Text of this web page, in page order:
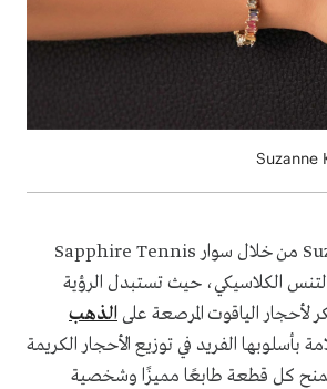
تقدم Suzanne Kalan من خلال سوار Sapphire Tennis
الكلاسيكي، حيث تستبدل الرؤية
لأحجار الياقوت المرصعة على الذهب
بأسلوبها الفريد في توزيع الأحجار الكريمة
تمنح كل قطعة طابعًا مميزًا وشخصية